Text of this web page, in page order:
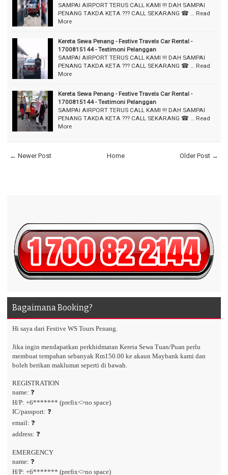
SAMPAI AIRPORT TERUS CALL KAMI !!! DAH SAMPAI
PENANG TAKDA KETA ??? CALL SEKARANG ☎ …
Read
More
Kereta Sewa Penang - Festive Travels Car Rental -
1700815144 - Testimoni Pelanggan
SAMPAI AIRPORT TERUS CALL KAMI !!! DAH SAMPAI
PENANG TAKDA KETA ??? CALL SEKARANG ☎ …
Read
More
Kereta Sewa Penang - Festive Travels Car Rental -
1700815144 - Testimoni Pelanggan
SAMPAI AIRPORT TERUS CALL KAMI !!! DAH SAMPAI
PENANG TAKDA KETA ??? CALL SEKARANG ☎ …
Read
More
← Newer Post Older Post →
Home
Bagaimana Booking?
Hi saya dari Festive WS Tours Penang.
Jika ingin mendapatkan perkhidmatan Kereta Sewa Tuan/Puan perlu
membuat tempahan sebanyak Rm150.00 ke akaun Maybank kami dan
boleh berikan maklumat seperti di bawah.
REGISTRATION
name: ❓
H/P: +6******* (prefix<>no space)
IC/passport: ❓
email: ❓
address: ❓
EMERGENCY
name: ❓
H/P: +6******* (prefix<>no space)